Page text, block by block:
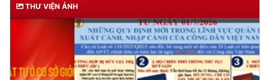
THƯ VIỆN ẢNH